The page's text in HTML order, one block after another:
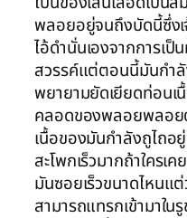
พลอยอยู่จนถึงบัดนี้ซึ่งเ
ไอ้ดำนั่นเองจากการเ
สวรรค์แต่ตอนนี้มันกำ
พยายามยัดเยียดท่อนเ
คลอดของพลอยพลอย
เนื้อของมันกำลังถูไถอ
สะโพกเร็วมากถ้าใครเ
มันซอยเร็วขนาดไหนแ
สามารถแทรกเข้ามาใ